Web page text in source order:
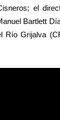
el
Bartlett
Río Grijalva